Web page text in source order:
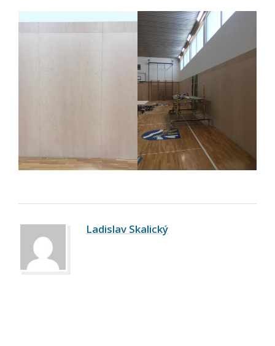
Ladislav Skalický